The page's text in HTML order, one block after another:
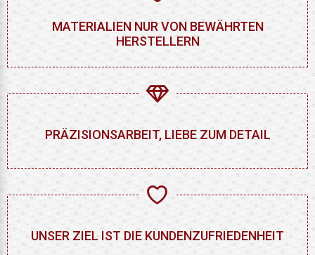
MATERIALIEN NUR VON BEWÄHRTEN
HERSTELLERN
PRÄZISIONSARBEIT, LIEBE ZUM DETAIL
UNSER ZIEL IST DIE KUNDENZUFRIEDENHEIT